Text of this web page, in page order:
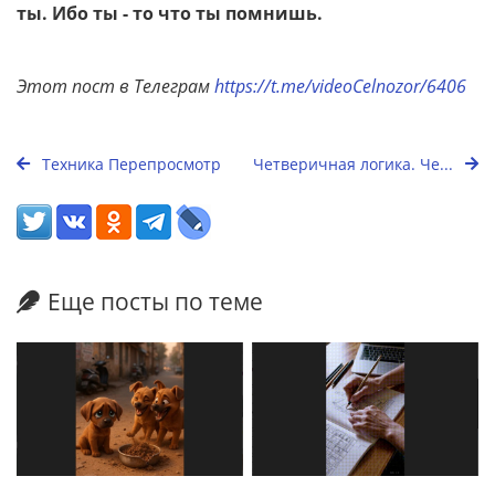
ты. Ибо ты - то что ты помнишь.
Этот пост в Телеграмhttps://t.me/videoCelnozor/6406
Техника Перепросмотр Четверичная логика. Че...
Еще посты по теме